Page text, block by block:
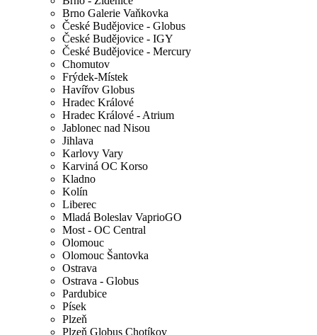
Brno Galerie Vaňkovka
České Budějovice - Globus
České Budějovice - IGY
České Budějovice - Mercury
Chomutov
Frýdek-Místek
Havířov Globus
Hradec Králové
Hradec Králové - Atrium
Jablonec nad Nisou
Jihlava
Karlovy Vary
Karviná OC Korso
Kladno
Kolín
Liberec
Mladá Boleslav VaprioGO
Most - OC Central
Olomouc
Olomouc Šantovka
Ostrava
Ostrava - Globus
Pardubice
Písek
Plzeň
Plzeň Globus Chotíkov